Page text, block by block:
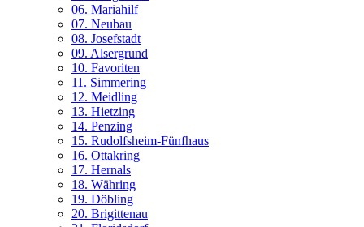
06. Mariahilf
07. Neubau
08. Josefstadt
09. Alsergrund
10. Favoriten
11. Simmering
12. Meidling
13. Hietzing
14. Penzing
15. Rudolfsheim-Fünfhaus
16. Ottakring
17. Hernals
18. Währing
19. Döbling
20. Brigittenau